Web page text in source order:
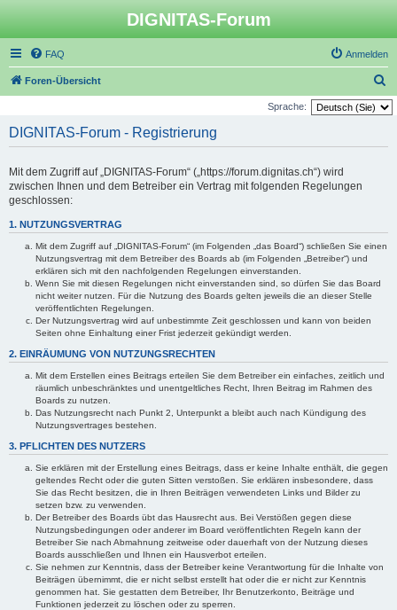
DIGNITAS-Forum
FAQ Anmelden
Foren-Übersicht
u
Sprache:
DIGNITAS-Forum - Registrierung
Mit dem Zugriff auf „DIGNITAS-Forum“ („https://forum.dignitas.ch“) wird
zwischen Ihnen und dem Betreiber ein Vertrag mit folgenden Regelungen
geschlossen:
1. NUTZUNGSVERTRAG
Mit dem Zugriff auf „DIGNITAS-Forum“ (im Folgenden „das Board“) schließen Sie einen
Nutzungsvertrag mit dem Betreiber des Boards ab (im Folgenden „Betreiber“) und
erklären sich mit den nachfolgenden Regelungen einverstanden.
Wenn Sie mit diesen Regelungen nicht einverstanden sind, so dürfen Sie das Board
nicht weiter nutzen. Für die Nutzung des Boards gelten jeweils die an dieser Stelle
veröffentlichten Regelungen.
Der Nutzungsvertrag wird auf unbestimmte Zeit geschlossen und kann von beiden
Seiten ohne Einhaltung einer Frist jederzeit gekündigt werden.
2. EINRÄUMUNG VON NUTZUNGSRECHTEN
Mit dem Erstellen eines Beitrags erteilen Sie dem Betreiber ein einfaches, zeitlich und
räumlich unbeschränktes und unentgeltliches Recht, Ihren Beitrag im Rahmen des
Boards zu nutzen.
Das Nutzungsrecht nach Punkt 2, Unterpunkt a bleibt auch nach Kündigung des
Nutzungsvertrages bestehen.
3. PFLICHTEN DES NUTZERS
Sie erklären mit der Erstellung eines Beitrags, dass er keine Inhalte enthält, die gegen
geltendes Recht oder die guten Sitten verstoßen. Sie erklären insbesondere, dass
Sie das Recht besitzen, die in Ihren Beiträgen verwendeten Links und Bilder zu
setzen bzw. zu verwenden.
Der Betreiber des Boards übt das Hausrecht aus. Bei Verstößen gegen diese
Nutzungsbedingungen oder anderer im Board veröffentlichten Regeln kann der
Betreiber Sie nach Abmahnung zeitweise oder dauerhaft von der Nutzung dieses
Boards ausschließen und Ihnen ein Hausverbot erteilen.
Sie nehmen zur Kenntnis, dass der Betreiber keine Verantwortung für die Inhalte von
Beiträgen übernimmt, die er nicht selbst erstellt hat oder die er nicht zur Kenntnis
genommen hat. Sie gestatten dem Betreiber, Ihr Benutzerkonto, Beiträge und
Funktionen jederzeit zu löschen oder zu sperren.